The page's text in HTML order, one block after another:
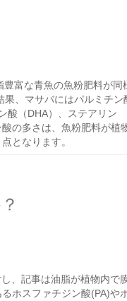
富な青魚の魚粉肥料が同
、マサバにはパルミチン
酸（DHA）、ステアリン
の多さは、魚粉肥料が植
となります。
、記事は油脂が植物内で
ホスファチジン酸(PA)や